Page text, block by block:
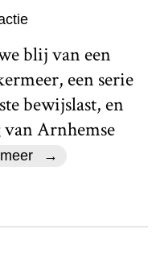
blij van een
een serie
bewijslast, en
Arnhemse